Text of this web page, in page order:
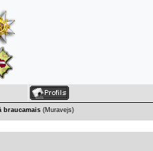
braucamais (Muravejs)